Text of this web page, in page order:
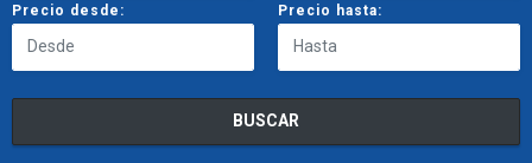
Precio desde: Precio hasta:
BUSCAR